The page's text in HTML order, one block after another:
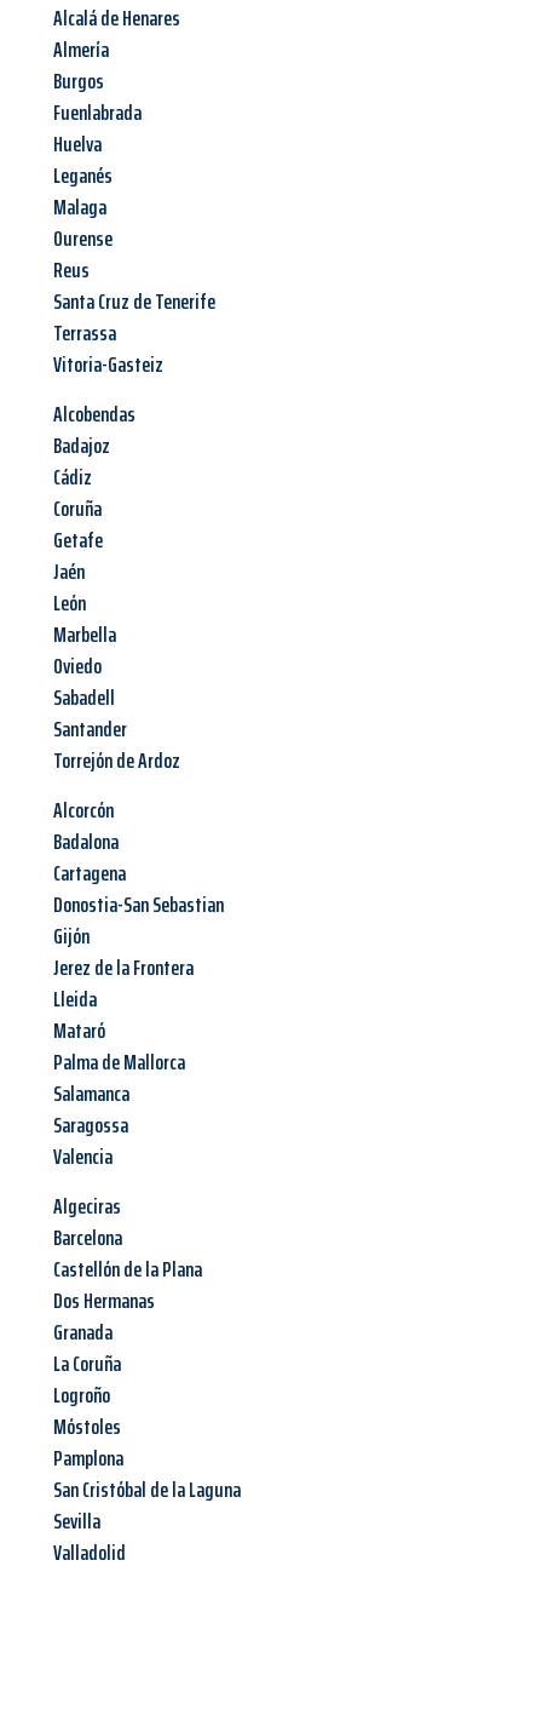
Alcalá de Henares
Almería
Burgos
Fuenlabrada
Huelva
Leganés
Malaga
Ourense
Reus
Santa Cruz de Tenerife
Terrassa
Vitoria-Gasteiz
Alcobendas
Badajoz
Cádiz
Coruña
Getafe
Jaén
León
Marbella
Oviedo
Sabadell
Santander
Torrejón de Ardoz
Alcorcón
Badalona
Cartagena
Donostia-San Sebastian
Gijón
Jerez de la Frontera
Lleida
Mataró
Palma de Mallorca
Salamanca
Saragossa
Valencia
Algeciras
Barcelona
Castellón de la Plana
Dos Hermanas
Granada
La Coruña
Logroño
Móstoles
Pamplona
San Cristóbal de la Laguna
Sevilla
Valladolid